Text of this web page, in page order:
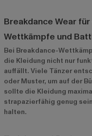
Breakdance Wear
Wettkämpfe und
Bei Breakdance-
die Kleidung nicht nur
auffällt. Viele Tänzer
oder Muster, um auf der
sollte die Kleidung
strapazierfähig genug
halten.